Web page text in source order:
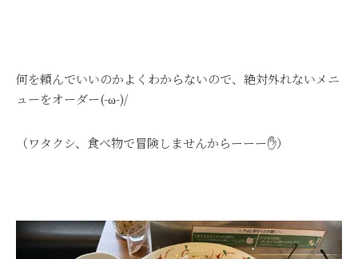
何を頼んでいいのかよくわからないので、絶対外れないメニ
ューをオーダー(-ω-)/
（ワタクシ、食べ物で冒険しませんからーーー✋）